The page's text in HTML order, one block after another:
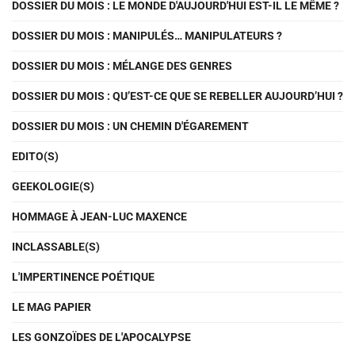
DOSSIER DU MOIS : LE MONDE D'AUJOURD'HUI EST-IL LE MÊME ?
DOSSIER DU MOIS : MANIPULÉS… MANIPULATEURS ?
DOSSIER DU MOIS : MÉLANGE DES GENRES
DOSSIER DU MOIS : QU’EST-CE QUE SE REBELLER AUJOURD’HUI ?
DOSSIER DU MOIS : UN CHEMIN D'ÉGAREMENT
EDITO(S)
GEEKOLOGIE(S)
HOMMAGE À JEAN-LUC MAXENCE
INCLASSABLE(S)
L'IMPERTINENCE POÉTIQUE
LE MAG PAPIER
LES GONZOÏDES DE L'APOCALYPSE